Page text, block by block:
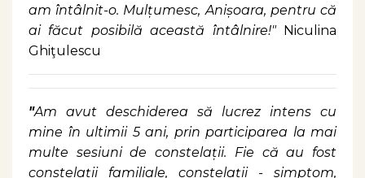
am întâlnit-o. Mulțumesc, Anișoara, pentru că
ai făcut posibilă această întâlnire!"Niculina
Ghiţulescu
"Am avut deschiderea să lucrez intens cu
mine în ultimii 5 ani, prin participarea la mai
multe sesiuni de constelații. Fie că au fost
constelații familiale, constelații - simptom,